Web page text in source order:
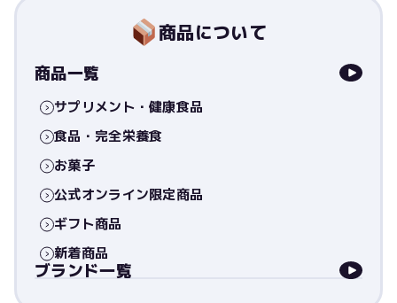
商品について
商品一覧
サプリメント・健康食品
食品・完全栄養食
お菓子
公式オンライン限定商品
ギフト商品
新着商品
ブランド一覧